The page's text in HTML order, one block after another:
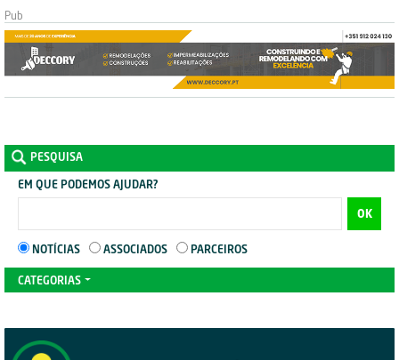
PESQUISA
EM QUE PODEMOS AJUDAR?
OK
NOTÍCIAS ASSOCIADOS PARCEIROS
CATEGORIAS